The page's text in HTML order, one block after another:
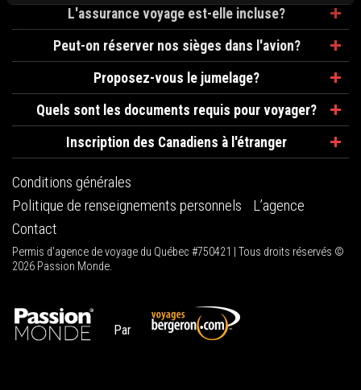
L'assurance voyage est-elle incluse?
Peut-on réserver nos sièges dans l'avion?
Proposez-vous le jumelage?
Quels sont les documents requis pour voyager?
Inscription des Canadiens à l'étranger
Conditions générales
Politique de renseignements personnels
L’agence
Contact
Permis d'agence de voyage du Québec #750421 | Tous droits réservés ©
2026 Passion Monde.
Par